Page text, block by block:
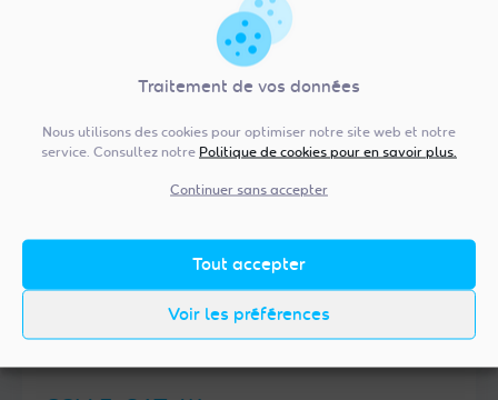
Traitement de vos données
Nous utilisons des cookies pour optimiser notre site web et notre
service. Consultez notre Politique de cookies pour en savoir plus.
Continuer sans accepter
Tout accepter
Voir les préférences
Trouver un revendeur
Acheter sur site partenaire